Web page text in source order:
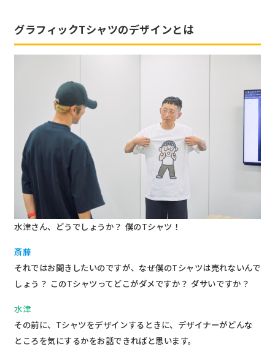
グラフィックTシャツのデザインとは
水津さん、どうでしょうか？ 僕のTシャツ！
斎藤
それではお聞きしたいのですが、なぜ僕のTシャツは売れないんで
しょう？ このTシャツってどこがダメですか？ ダサいですか？
水津
その前に、Tシャツをデザインするときに、デザイナーがどんな
ところを気にするかをお話できればと思います。